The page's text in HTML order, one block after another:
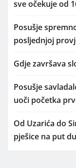
sve očekuje od
Posušje
posljednjoj
Gdje završava
Posušje
uoči početka
Od Uzarića do
pješice na put